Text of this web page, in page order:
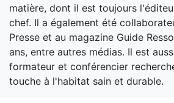
matière, dont il est toujours
chef. Il a également été
Presse et au magazine Guide
ans, entre autres médias. Il est
formateur et conférencier
touche à l'habitat sain et durable.